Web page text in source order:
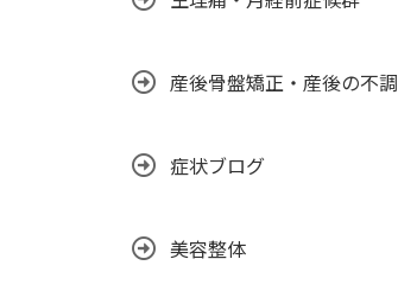
産後骨盤矯正・産後の不調
症状ブログ
美容整体